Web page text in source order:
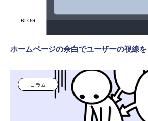
BLOG
ホームページの余白でユーザーの視線
コラム